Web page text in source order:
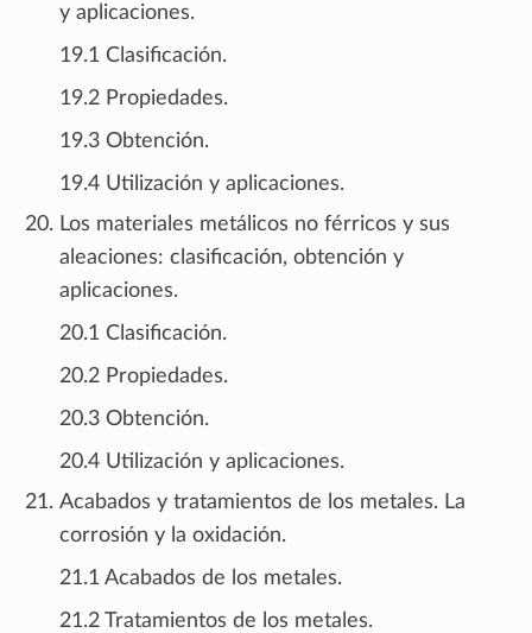
y aplicaciones.
19.1 Clasificación.
19.2 Propiedades.
19.3 Obtención.
19.4 Utilización y aplicaciones.
Los materiales metálicos no férricos y sus
aleaciones: clasificación, obtención y
aplicaciones.
20.1 Clasificación.
20.2 Propiedades.
20.3 Obtención.
20.4 Utilización y aplicaciones.
Acabados y tratamientos de los metales. La
corrosión y la oxidación.
21.1 Acabados de los metales.
21.2 Tratamientos de los metales.